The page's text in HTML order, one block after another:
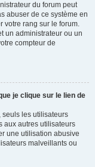
du forum peut
abuser de ce système en
votre rang sur le forum.
un administrateur ou un
compteur de
je clique sur le lien de
seuls les utilisateurs
aux autres utilisateurs
une utilisation abusive
malveillants ou